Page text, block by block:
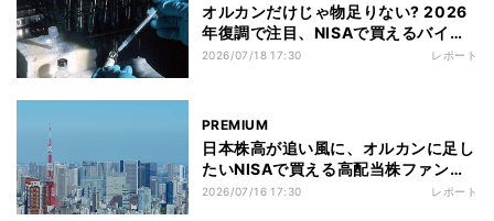
オルカンだけじゃ物足りない? 2026
年復調で注目、NISAで買えるバイオ
株ファンド5選
2026/07/18 17:30 レポート
PREMIUM
日本株高が追い風に、オルカンに足し
たいNISAで買える高配当株ファンド5
選
2026/07/16 17:30 レポート